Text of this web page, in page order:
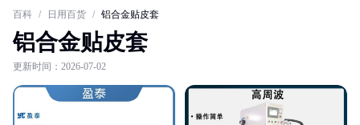
百科 / 日用百货 / 铝合金贴皮套
铝合金贴皮套
更新时间：2026-07-02